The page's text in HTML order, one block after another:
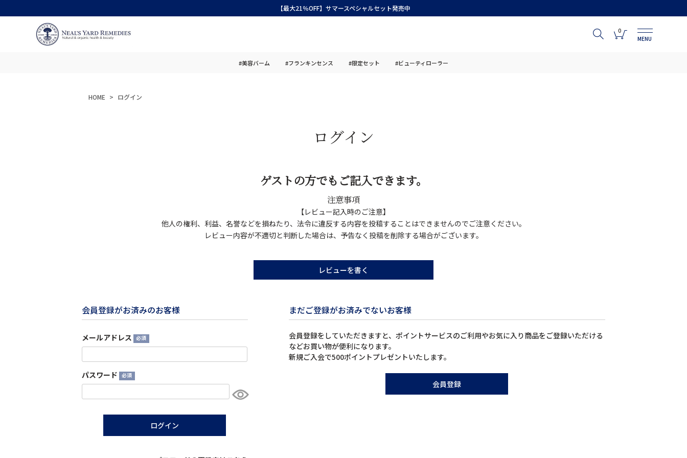
【最大21％OFF】サマースペシャルセット発売中
0
MENU
#美容バーム #フランキンセンス #限定セット #ビューティローラー
HOME ログイン
ログイン
ゲストの方でもご記入できます。
注意事項
【レビュー記入時のご注意】
他人の権利、利益、名誉などを損ねたり、法令に違反する内容を投稿することはできませんのでご注意ください。
レビュー内容が不適切と判断した場合は、予告なく投稿を削除する場合がございます。
レビューを書く
会員登録がお済みのお客様
メールアドレス
(必
須)
パスワード
(必
須)
ログイン
まだご登録がお済みでないお客様
会員登録をしていただきますと、ポイントサービスのご利用やお気に入り商品をご登録いただける
などお買い物が便利になります。
新規ご入会で500ポイントプレゼントいたします。
会員登録